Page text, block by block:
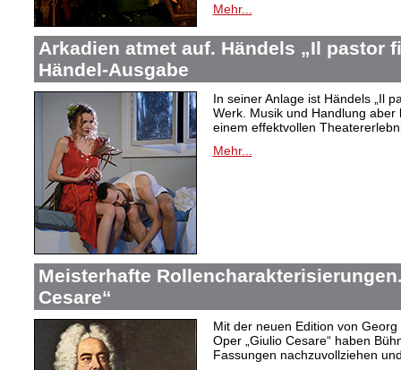
Mehr...
Arkadien atmet auf. Händels „Il pastor
Händel-Ausgabe
In seiner Anlage ist Händels „Il
Werk. Musik und Handlung
einem effektvollen
Mehr...
Meisterhafte
Cesare“
Mit der neuen Edition von
Oper „Giulio Cesare“ haben
Fassungen nachzuvollziehen